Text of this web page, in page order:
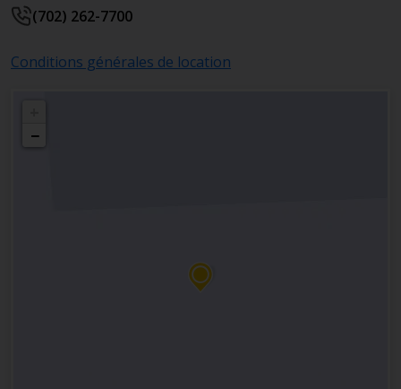
(702) 262-7700
Conditions générales de location
−